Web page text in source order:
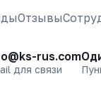
Отзывы
rus.com
для связи